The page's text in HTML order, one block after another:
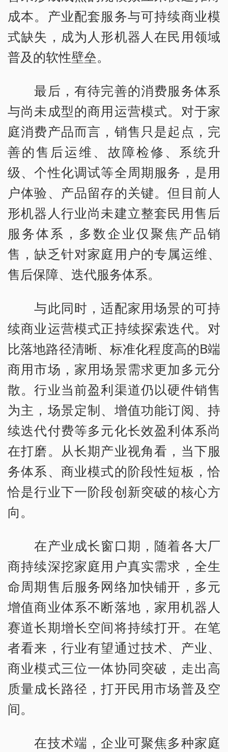
成本。产业配套服务与可持续商业模
式缺失，成为人形机器人在民用领域
普及的软性壁垒。
最后，有待完善的消费服务体系
与尚未成型的商用运营模式。对于家
庭消费产品而言，销售只是起点，完
善的售后运维、故障检修、系统升
级、个性化调试等全周期服务，是用
户体验、产品留存的关键。但目前人
形机器人行业尚未建立整套民用售后
服务体系，多数企业仅聚焦产品销
售，缺乏针对家庭用户的专属运维、
售后保障、迭代服务体系。
与此同时，适配家用场景的可持
续商业运营模式正持续探索迭代。对
比落地路径清晰、标准化程度高的B端
商用市场，家用场景需求更加多元分
散。行业当前盈利渠道仍以硬件销售
为主，场景定制、增值功能订阅、持
续迭代付费等多元化长效盈利体系尚
在打磨。从长期产业视角看，当下服
务体系、商业模式的阶段性短板，恰
恰是行业下一阶段创新突破的核心方
向。
在产业成长窗口期，随着各大厂
商持续深挖家庭用户真实需求，全生
命周期售后服务网络加快铺开，多元
增值商业体系不断落地，家用机器人
赛道长期增长空间将持续打开。在笔
者看来，行业有望通过技术、产业、
商业模式三位一体协同突破，走出高
质量成长路径，打开民用市场普及空
间。
在技术端，企业可聚焦多种家庭